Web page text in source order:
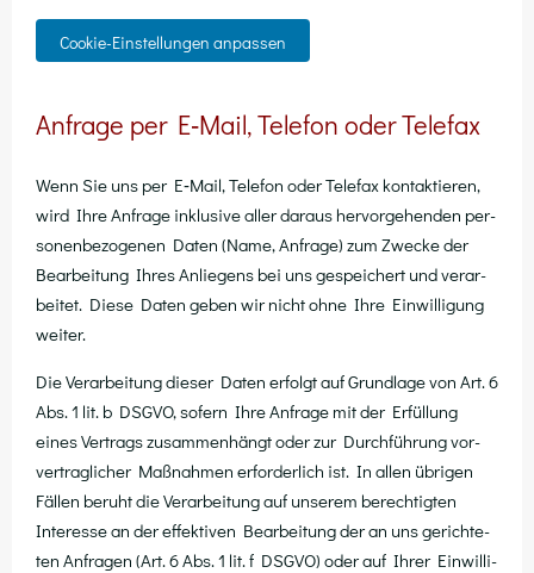
Cookie-Einstellungen anpassen
Anfrage per E‑Mail, Telefon oder Telefax
Wenn Sie uns per E‑Mail, Tele­fon oder Tele­fax kon­tak­tie­ren,
wird Ihre Anfra­ge inklu­si­ve aller dar­aus her­vor­ge­hen­den per­
so­nen­be­zo­ge­nen Daten (Name, Anfra­ge) zum Zwe­cke der
Bear­bei­tung Ihres Anlie­gens bei uns gespei­chert und ver­ar­
bei­tet. Die­se Daten geben wir nicht ohne Ihre Ein­wil­li­gung
weiter.
Die Ver­ar­bei­tung die­ser Daten erfolgt auf Grund­la­ge von Art. 6
Abs. 1 lit. b DSGVO, sofern Ihre Anfra­ge mit der Erfül­lung
eines Ver­trags zusam­men­hängt oder zur Durch­füh­rung vor­
ver­trag­li­cher Maß­nah­men erfor­der­lich ist. In allen übri­gen
Fäl­len beruht die Ver­ar­bei­tung auf unse­rem berech­tig­ten
Inter­es­se an der effek­ti­ven Bear­bei­tung der an uns gerich­te­
ten Anfra­gen (Art. 6 Abs. 1 lit. f DSGVO) oder auf Ihrer Ein­wil­li­